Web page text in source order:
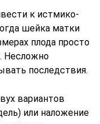
к истмико-
шейка матки
плода просто
Несложно
последствия.
вариантов
или наложение